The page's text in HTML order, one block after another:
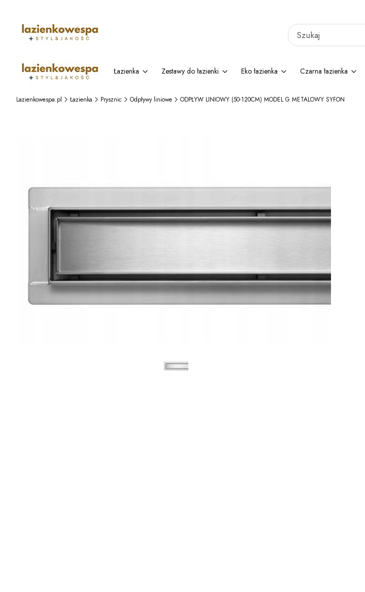
Łazienka Zestawy do łazienki Eko łazienka Czarna łazienka
Lazienkowespa.pl Łazienka Prysznic Odpływy liniowe ODPŁYW LINIOWY (50-120CM) MODEL G METALOWY SYFON